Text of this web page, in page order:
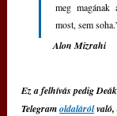
meg magának
most, sem
Alon Mizrahi
Ez a felhívás pedig
Telegram oldaláról való,